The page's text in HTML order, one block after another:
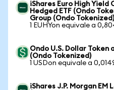
iShares Euro High Yield
Hedged ETF (Ondo
Group (Ondo Tokenized)
1 EUHYon equivale a
Ondo U.S. Dollar
(Ondo Tokenized)
1 USDon equivale a
iShares J.P. Morgan EM